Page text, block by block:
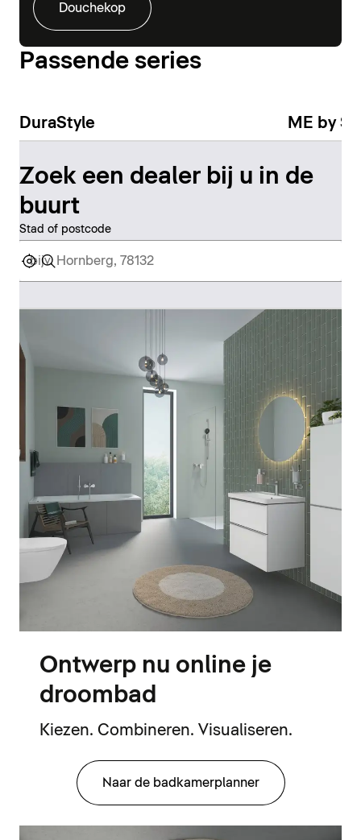
Douchekop
Passende series
DuraStyle ME by
Zoek een dealer bij u in de
buurt
Stad of postcode
Ontwerp nu online je
droombad
Kiezen. Combineren. Visualiseren.
Naar de badkamerplanner